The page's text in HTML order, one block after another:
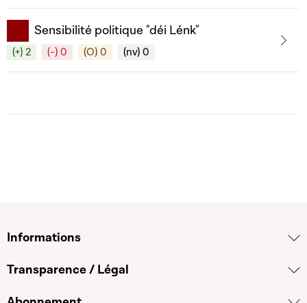
Sensibilité politique "déi Lénk"
(+) 2 (-) 0 (O) 0 (nv) 0
Informations
Transparence / Légal